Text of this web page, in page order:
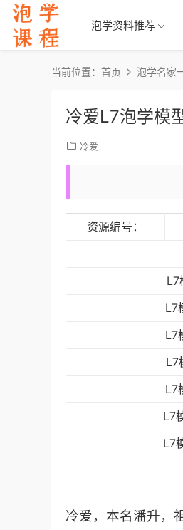
泡学资料推荐
当前位置： 首页 泡学名家
冷爱L7泡学模
冷爱
资源编号：
L7
L7
L7
L7
L7
L7
L7
冷爱，本名潘升，